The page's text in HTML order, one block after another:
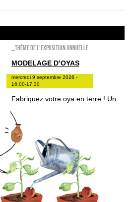
_Thème de l'exposition annuelle
MODELAGE D’OYAS
mercredi 9 septembre 2026 -
16:00-17:30
Fabriquez votre oya en terre ! Un